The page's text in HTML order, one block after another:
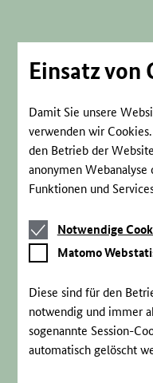
Einsatz von
Damit Sie unsere
verwenden wir
den Betrieb der
anonymen
Funktionen und
Notwendige
Cookies
Notwendige
Matomo
Webstatistik
Matomo
Diese sind für den
notwendig und immer
sogenannte Session-
automatisch gelöscht